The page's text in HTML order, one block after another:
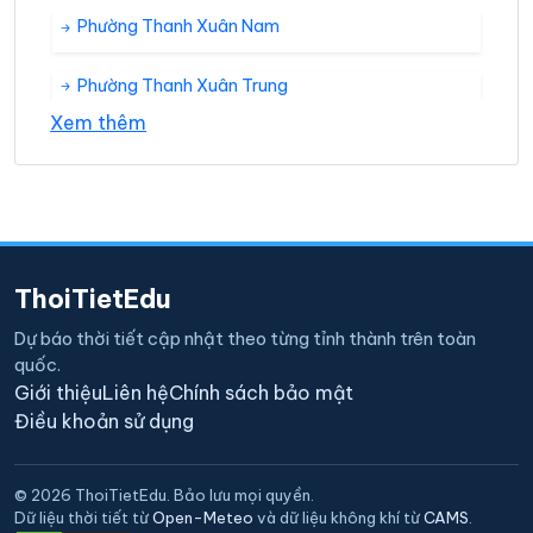
Phường Thanh Xuân Nam
Phường Thanh Xuân Trung
Xem thêm
ThoiTietEdu
Dự báo thời tiết cập nhật theo từng tỉnh thành trên toàn
quốc.
Giới thiệuLiên hệChính sách bảo mật
Điều khoản sử dụng
© 2026 ThoiTietEdu. Bảo lưu mọi quyền.
Dữ liệu thời tiết từOpen-Meteo và dữ liệu không khí từCAMS